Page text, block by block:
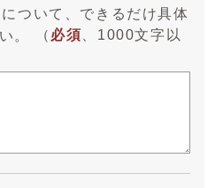
ついて、できるだけ具体
。
（ 必須 、1000文字以